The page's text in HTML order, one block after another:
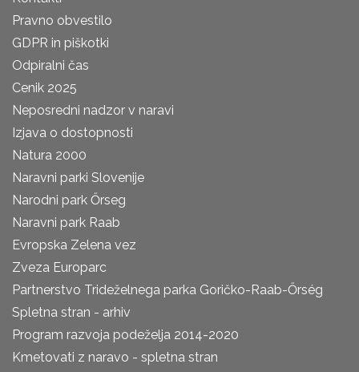
Pravno obvestilo
GDPR in piškotki
Odpiralni čas
Cenik 2025
Neposredni nadzor v naravi
Izjava o dostopnosti
Natura 2000
Naravni parki Slovenije
Narodni park Őrseg
Naravni park Raab
Evropska Zelena vez
Zveza Europarc
Partnerstvo Trideželnega parka Goričko-Raab-Őrség
Spletna stran - arhiv
Program razvoja podeželja 2014-2020
Kmetovati z naravo - spletna stran